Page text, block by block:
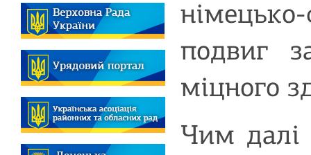
подвиг
міцного
Чим далі